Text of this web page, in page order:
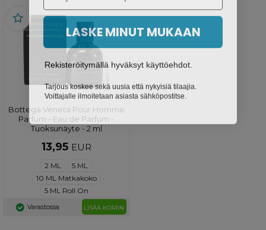
Bottega Veneta Pour Homme
Parfum - Eau de Parfum -
Tuoksunäyte - 2 ml
13,95 EUR
2 ML
5 ML
10 ML Matkakoko
5 ML Roll On
Varastossa LISÄÄ KORIIN
LASKE MINUT MUKAAN
Rekisteröitymällä hyväksyt käyttöehdot.
Tarjous koskee sekä uusia että nykyisiä tilaajia.
Voittajalle ilmoitetaan asiasta sähköpostitse.